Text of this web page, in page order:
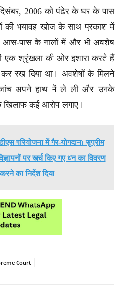
दिसंबर, 2006 को पंढेर के घर के पास
की भयावह खोज के साथ प्रकाश में
आस-पास के नालों में और भी अवशेष
एक श्रृंखला की ओर इशारा करते हैं
रख दिया था। अवशेषों के मिलने
अपने हाथ में ले ली और उनके
खिलाफ कई आरोप लगाए।
परियोजना में गैर-योगदान: सुप्रीम
पर खर्च किए गए धन का विवरण
का निर्देश दिया
Court